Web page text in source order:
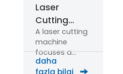
Laser
Cutting
Machine:
How It
Works &
What to Buy
A laser cutting
machine
focuses a
high-energy
daha
fazla bilgi